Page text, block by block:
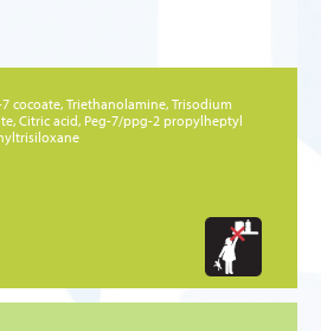
cocoate, Triethanolamine, Trisodium
Citric acid, Peg-7/ppg-2 propylheptyl